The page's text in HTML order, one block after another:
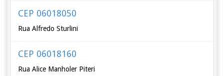
CEP 06018050
Rua Alfredo Sturlini
CEP 06018160
Rua Alice Manholer Piteri